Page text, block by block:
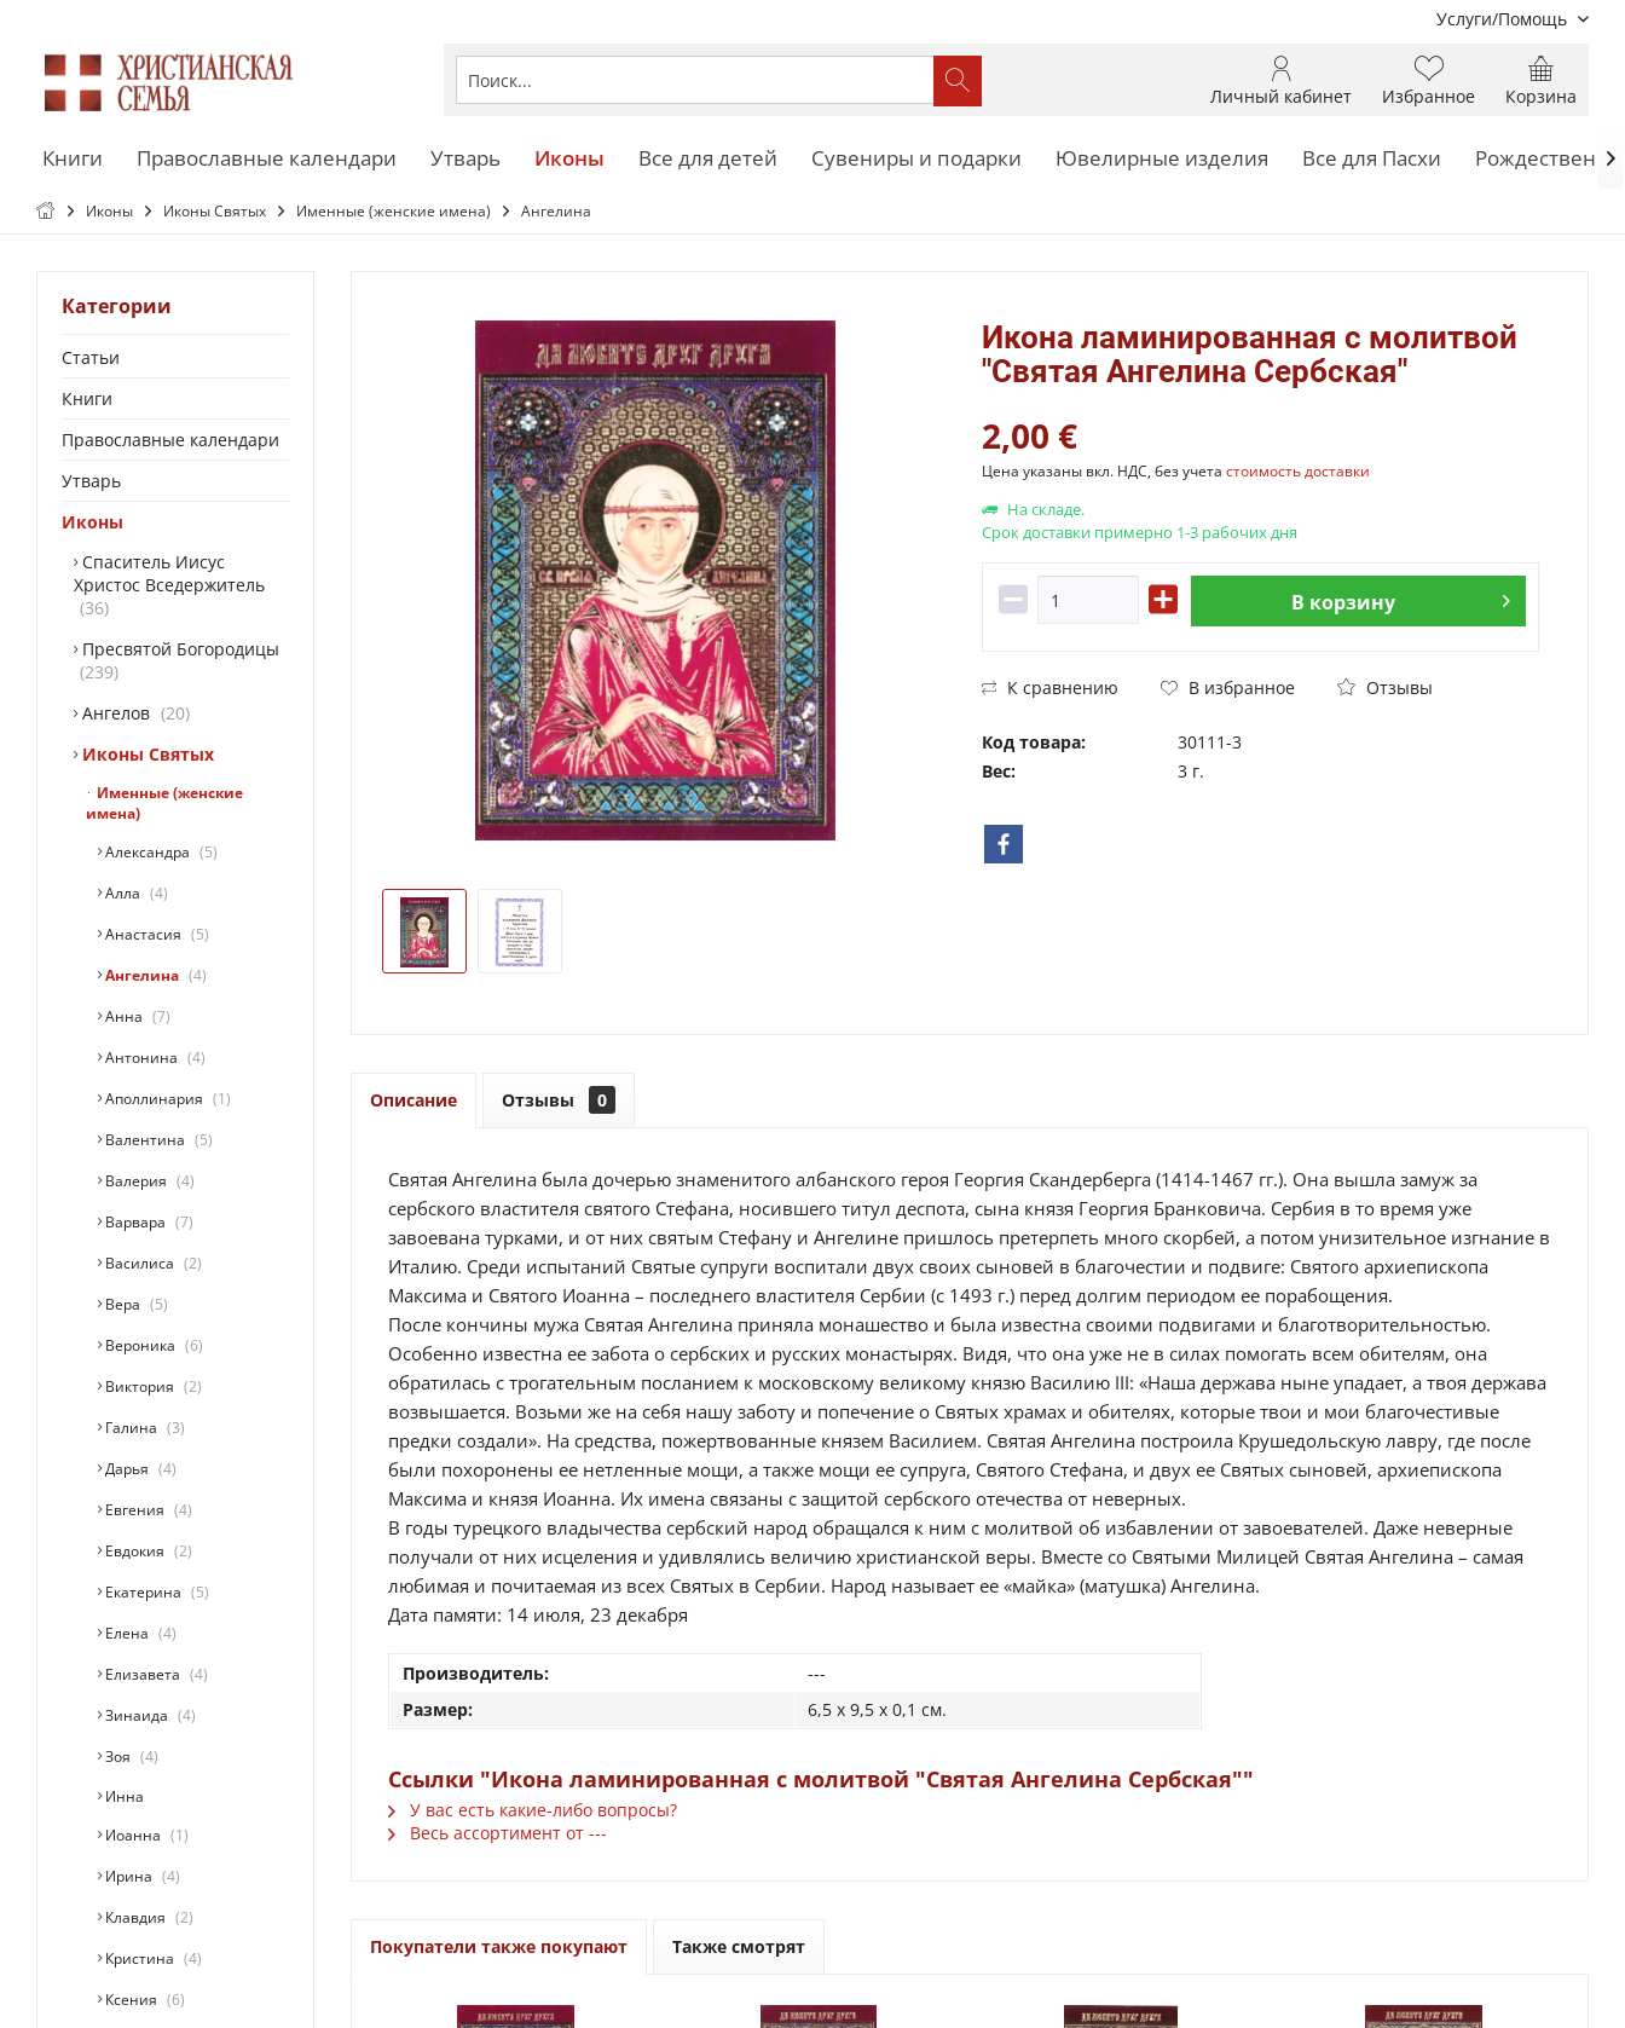
Услуги/Помощь
Корзина
Избранное
Личный кабинет
Книги Православные календари Утварь Иконы Все для детей Сувениры и подарки Ювелирные изделия Все для Пасхи 
Иконы Иконы Святых Именные (женские имена) Ангелина
Категории
Статьи
Книги
Православные календари
Утварь
Иконы
Спаситель Иисус
Христос Вседержитель
36
Пресвятой Богородицы
239
Ангелов
20
Иконы Святых
Именные (женские
имена)
Александра
5
Алла
4
Анастасия
5
Ангелина
4
Анна
7
Антонина
4
Аполлинария
1
Валентина
5
Валерия
4
Варвара
7
Василиса
2
Вера
5
Вероника
6
Виктория
2
Галина
3
Дарья
4
Евгения
4
Евдокия
2
Екатерина
5
Елена
4
Елизавета
4
Зинаида
4
Зоя
4
Инна
Иоанна
1
Ирина
4
Клавдия
2
Кристина
4
Ксения
6
Икона ламинированная с молитвой
"Святая Ангелина Сербская"
2,00 €
Цена указаны вкл. НДС, без учета стоимость доставки
На складе.
Срок доставки примерно 1-3 рабочих дня
В корзину
К сравнению В избранное Отзывы
Код товара:
30111-3
Вес:
3 г.
Описание Отзывы 0
Святая Ангелина была дочерью знаменитого албанского героя Георгия Скандерберга (1414-1467 гг.). Она вышла замуж за
сербского властителя святого Стефана, носившего титул деспота, сына князя Георгия Бранковича. Сербия в то время уже
завоевана турками, и от них святым Стефану и Ангелине пришлось претерпеть много скорбей, а потом унизительное изгнание в
Италию. Среди испытаний Святые супруги воспитали двух своих сыновей в благочестии и подвиге: Святого архиепископа
Максима и Святого Иоанна – последнего властителя Сербии (с 1493 г.) перед долгим периодом ее порабощения.
После кончины мужа Святая Ангелина приняла монашество и была известна своими подвигами и благотворительностью.
Особенно известна ее забота о сербских и русских монастырях. Видя, что она уже не в силах помогать всем обителям, она
обратилась с трогательным посланием к московскому великому князю Василию III: «Наша держава ныне упадает, а твоя держава
возвышается. Возьми же на себя нашу заботу и попечение о Святых храмах и обителях, которые твои и мои благочестивые
предки создали». На средства, пожертвованные князем Василием. Святая Ангелина построила Крушедольскую лавру, где после
были похоронены ее нетленные мощи, а также мощи ее супруга, Святого Стефана, и двух ее Святых сыновей, архиепископа
Максима и князя Иоанна. Их имена связаны с защитой сербского отечества от неверных.
В годы турецкого владычества сербский народ обращался к ним с молитвой об избавлении от завоевателей. Даже неверные
получали от них исцеления и удивлялись величию христианской веры. Вместе со Святыми Милицей Святая Ангелина – самая
любимая и почитаемая из всех Святых в Сербии. Народ называет ее «майка» (матушка) Ангелина.
Дата памяти: 14 июля, 23 декабря
Производитель:
---
Размер:
6,5 x 9,5 x 0,1 см.
Ссылки "Икона ламинированная с молитвой "Святая Ангелина Сербская""
У вас есть какие-либо вопросы?
Весь ассортимент от ---
Покупатели также покупают Также смотрят